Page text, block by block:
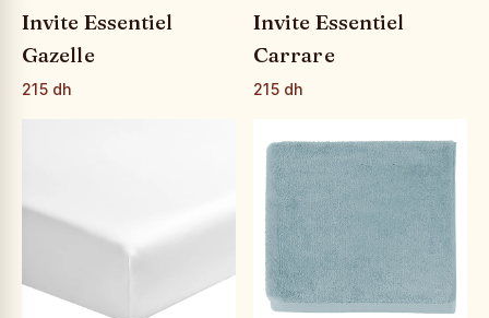
Invite Essentiel
Gazelle
215 dh
Invite Essentiel
Carrare
215 dh